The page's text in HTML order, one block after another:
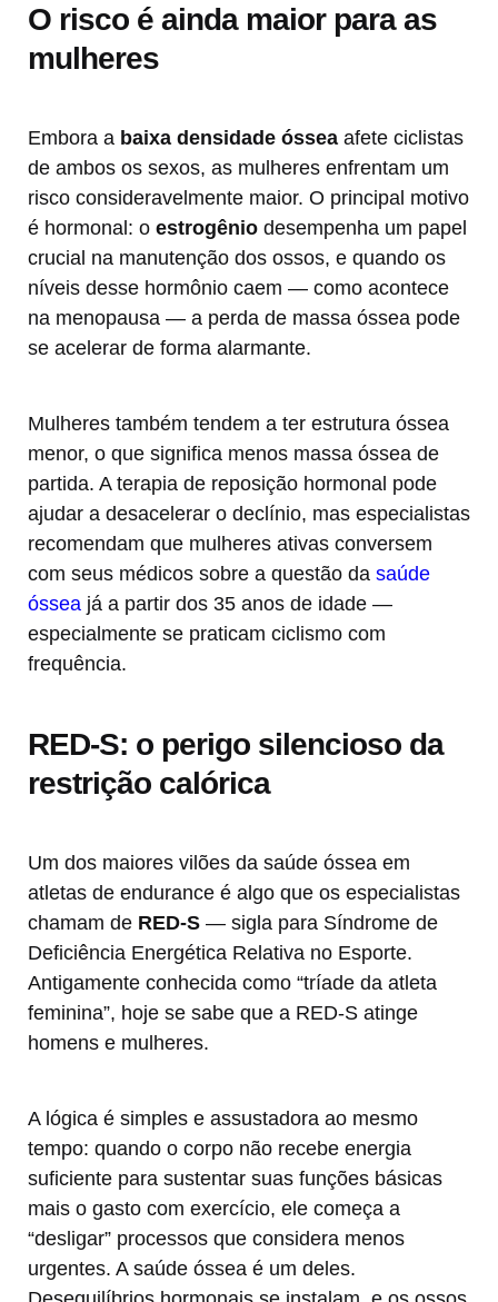
O risco é ainda maior para as
mulheres
Embora a baixa densidade óssea afete ciclistas
de ambos os sexos, as mulheres enfrentam um
risco consideravelmente maior. O principal motivo
é hormonal: o estrogênio desempenha um papel
crucial na manutenção dos ossos, e quando os
níveis desse hormônio caem — como acontece
na menopausa — a perda de massa óssea pode
se acelerar de forma alarmante.
Mulheres também tendem a ter estrutura óssea
menor, o que significa menos massa óssea de
partida. A terapia de reposição hormonal pode
ajudar a desacelerar o declínio, mas especialistas
recomendam que mulheres ativas conversem
com seus médicos sobre a questão da saúde
óssea já a partir dos 35 anos de idade —
especialmente se praticam ciclismo com
frequência.
RED-S: o perigo silencioso da
restrição calórica
Um dos maiores vilões da saúde óssea em
atletas de endurance é algo que os especialistas
chamam de RED-S — sigla para Síndrome de
Deficiência Energética Relativa no Esporte.
Antigamente conhecida como “tríade da atleta
feminina”, hoje se sabe que a RED-S atinge
homens e mulheres.
A lógica é simples e assustadora ao mesmo
tempo: quando o corpo não recebe energia
suficiente para sustentar suas funções básicas
mais o gasto com exercício, ele começa a
“desligar” processos que considera menos
urgentes. A saúde óssea é um deles.